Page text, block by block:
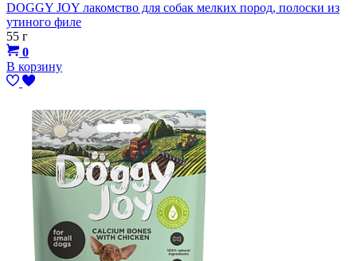
DOGGY JOY лакомство для собак мелких пород, полоски из
утиного филе
55 г
0
В корзину